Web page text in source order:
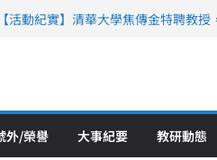
【活動紀實】清華大學焦傳金特聘教
庚科大護理系勇奪2026羅馬尼亞歐
別獎 AI智慧照護與護理教育創新獲國
外/榮譽 大事紀要 教研動態